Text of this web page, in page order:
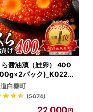
ら醤油漬（鮭卵） 400
パック)_K022-
白糠町
(5674)
22,000